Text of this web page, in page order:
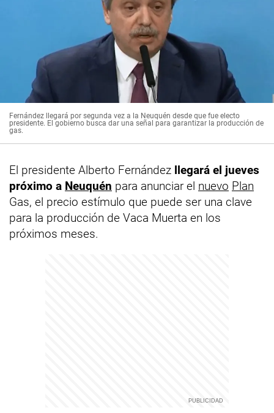
Fernández llegará por segunda vez a la Neuquén desde que fue electo
presidente. El gobierno busca dar una señal para garantizar la producción de
gas.
El presidente Alberto Fernández llegará el jueves
próximo a Neuquén para anunciar el nuevo Plan
Gas, el precio estímulo que puede ser una clave
para la producción de Vaca Muerta en los
próximos meses.